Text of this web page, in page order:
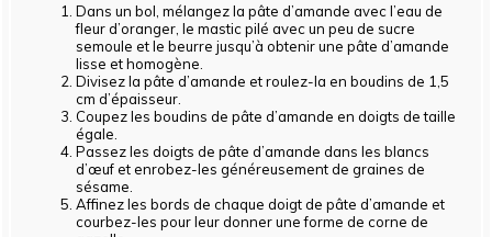
Dans un bol, mélangez la pâte d’amande avec l’eau de
fleur d’oranger, le mastic pilé avec un peu de sucre
semoule et le beurre jusqu’à obtenir une pâte d’amande
lisse et homogène.
Divisez la pâte d’amande et roulez-la en boudins de 1,5
cm d’épaisseur.
Coupez les boudins de pâte d’amande en doigts de taille
égale.
Passez les doigts de pâte d’amande dans les blancs
d’œuf et enrobez-les généreusement de graines de
sésame.
Affinez les bords de chaque doigt de pâte d’amande et
courbez-les pour leur donner une forme de corne de